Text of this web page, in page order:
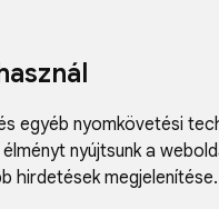
egyéb nyomkövetési
nyújtsunk a
hirdetések megjelenítése.